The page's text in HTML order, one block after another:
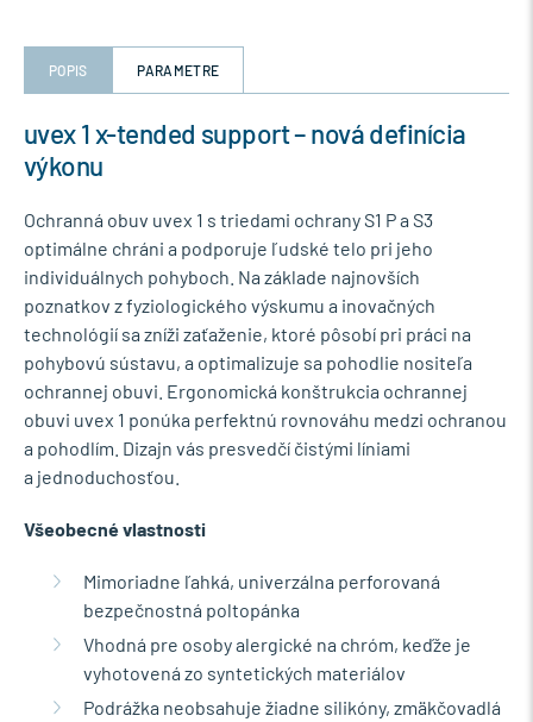
POPIS PARAMETRE
uvex 1 x-tended support – nová definícia
výkonu
Ochranná obuv uvex 1 s triedami ochrany S1 P a S3
optimálne chráni a podporuje ľudské telo pri jeho
individuálnych pohyboch. Na základe najnovších
poznatkov z fyziologického výskumu a inovačných
technológií sa zníži zaťaženie, ktoré pôsobí pri práci na
pohybovú sústavu, a optimalizuje sa pohodlie nositeľa
ochrannej obuvi. Ergonomická konštrukcia ochrannej
obuvi uvex 1 ponúka perfektnú rovnováhu medzi ochranou
a pohodlím. Dizajn vás presvedčí čistými líniami
a jednoduchosťou.
Všeobecné vlastnosti
Mimoriadne ľahká, univerzálna perforovaná
bezpečnostná poltopánka
Vhodná pre osoby alergické na chróm, keďže je
vyhotovená zo syntetických materiálov
Podrážka neobsahuje žiadne silikóny, zmäkčovadlá